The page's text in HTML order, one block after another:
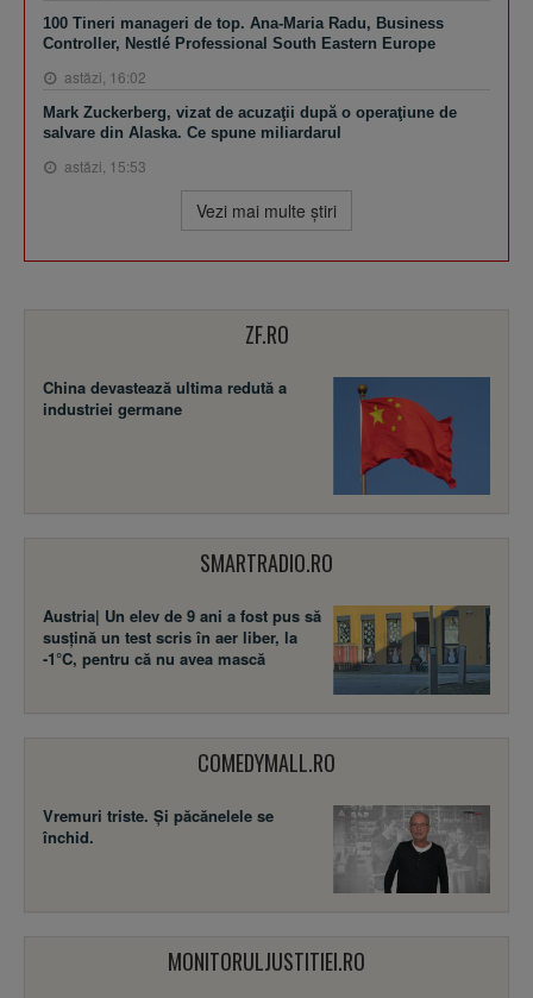
100 Tineri manageri de top. Ana-Maria Radu, Business
Controller, Nestlé Professional South Eastern Europe
astăzi, 16:02
Mark Zuckerberg, vizat de acuzaţii după o operaţiune de
salvare din Alaska. Ce spune miliardarul
astăzi, 15:53
Vezi mai multe ştiri
ZF.RO
China devastează ultima redută a
industriei germane
SMARTRADIO.RO
Austria| Un elev de 9 ani a fost pus să
susţină un test scris în aer liber, la
-1°C, pentru că nu avea mască
COMEDYMALL.RO
Vremuri triste. Şi păcănelele se
închid.
MONITORULJUSTITIEI.RO